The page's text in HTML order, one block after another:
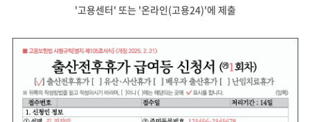
'고용센터' 또는 '온라인(고용24)'에 제출